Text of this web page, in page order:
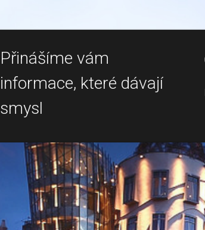
Přinášíme vám
informace, které dávají
smysl